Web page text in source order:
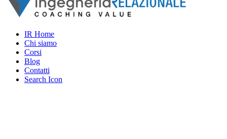
IR Home
Chi siamo
Corsi
Blog
Contatti
Search Icon